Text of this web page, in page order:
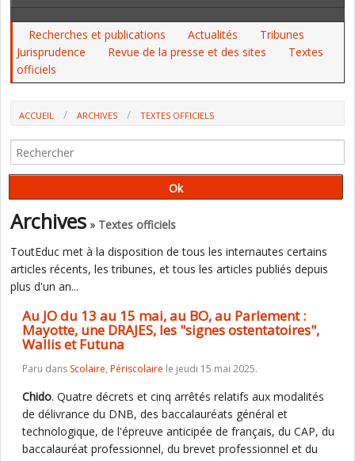
Recherches et publications Actualités
Tribunes
Jurisprudence
Revue de la presse et des sites
Textes
officiels
ACCUEIL ARCHIVES
TEXTES OFFICIELS
DRAJES, LES "SIGNES OSTENTATOIRES", WALLIS ET FUTUNA
Archives » Textes officiels
ToutEduc met à la disposition de tous les internautes certains
articles récents, les tribunes, et tous les articles publiés depuis
plus d'un an...
Au JO du 13 au 15 mai, au BO, au Parlement :
Mayotte, une DRAJES, les "signes ostentatoires",
Wallis et Futuna
Paru dans Scolaire, Périscolaire le jeudi 15 mai 2025.
Chido. Quatre décrets et cinq arrêtés relatifs aux modalités
de délivrance du DNB, des baccalauréats général et
technologique, de l'épreuve anticipée de français, du CAP, du
baccalauréat professionnel, du brevet professionnel et du